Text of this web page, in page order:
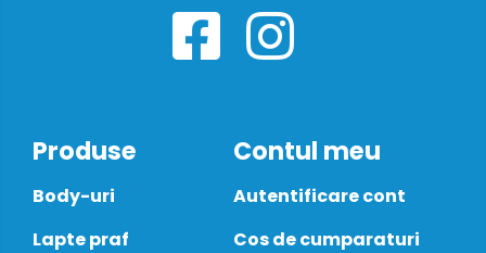
Produse
Body-uri
Lapte praf
Contul meu
Autentificare cont
Cos de cumparaturi